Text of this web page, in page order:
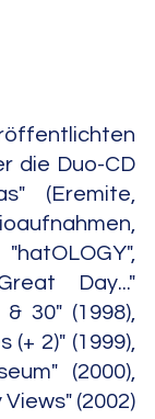
die Duo-CD
(Eremite,
Day..."
& 30" (1998),
(+ 2)" (1999),
(2000),
Views" (2002)